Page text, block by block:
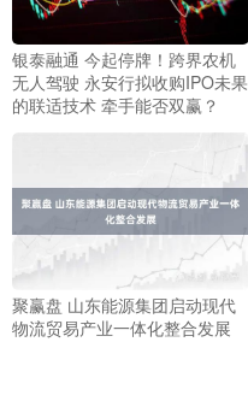
银泰融通 今起停牌！跨界农机
无人驾驶 永安行拟收购IPO未果
的联适技术 牵手能否双赢？
聚赢盘 山东能源集团启动现代
物流贸易产业一体化整合发展